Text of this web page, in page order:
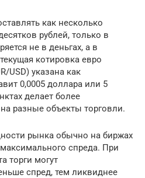
как несколько
рублей, только в
не в деньгах, а в
котировка евро
USD) указана как
0,0005 доллара или 5
делает более
разные объекты торговли.
рынка обычно на биржах
спреда. При
торги могут
спред, тем ликвиднее